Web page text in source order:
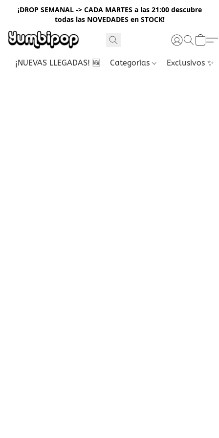
¡DROP SEMANAL -> CADA MARTES a las 21:00 descubre
todas las NOVEDADES en STOCK!
¡NUEVAS LLEGADAS! 🆕 Categorías Exclusivos ✨